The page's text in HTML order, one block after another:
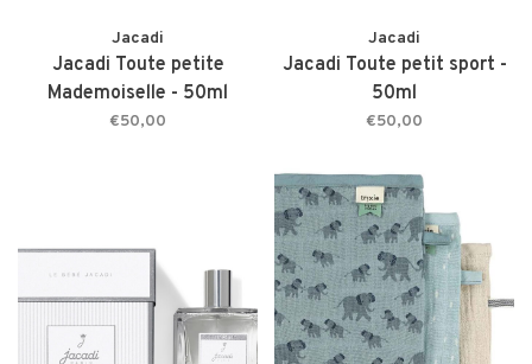
Jacadi
Jacadi Toute petite
Mademoiselle - 50ml
€50,00
Jacadi
Jacadi Toute petit sport -
50ml
€50,00